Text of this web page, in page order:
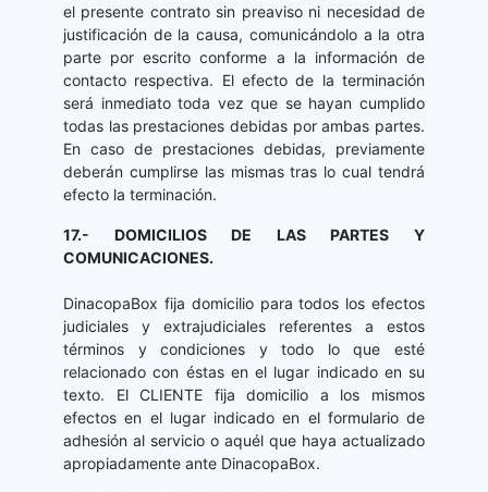
el presente contrato sin preaviso ni necesidad de
justificación de la causa, comunicándolo a la otra
parte por escrito conforme a la información de
contacto respectiva. El efecto de la terminación
será inmediato toda vez que se hayan cumplido
todas las prestaciones debidas por ambas partes.
En caso de prestaciones debidas, previamente
deberán cumplirse las mismas tras lo cual tendrá
efecto la terminación.
17.- DOMICILIOS DE LAS PARTES Y
COMUNICACIONES.
DinacopaBox fija domicilio para todos los efectos
judiciales y extrajudiciales referentes a estos
términos y condiciones y todo lo que esté
relacionado con éstas en el lugar indicado en su
texto. El CLIENTE fija domicilio a los mismos
efectos en el lugar indicado en el formulario de
adhesión al servicio o aquél que haya actualizado
apropiadamente ante DinacopaBox.